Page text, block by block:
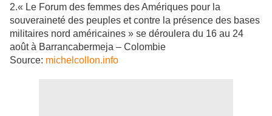
2.« Le Forum des femmes des Amériques pour la
souveraineté des peuples et contre la présence des bases
militaires nord américaines » se déroulera du 16 au 24
août à Barrancabermeja – Colombie
Source: michelcollon.info